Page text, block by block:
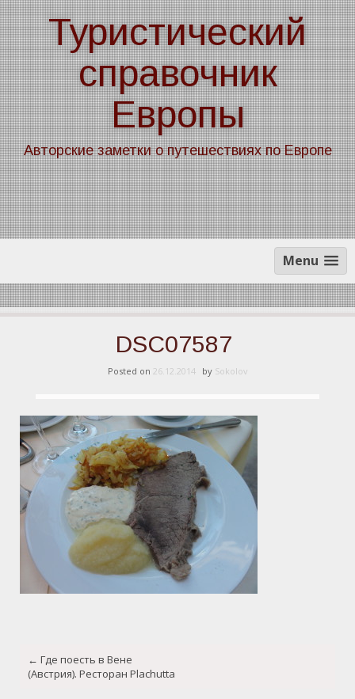
Skip
to
content
Туристический
справочник
Европы
Авторские заметки о путешествиях по Европе
Menu
DSC07587
Posted on 26.12.2014 by Sokolov
navigation
← Где поесть в Вене
(Австрия). Ресторан Plaсhutta